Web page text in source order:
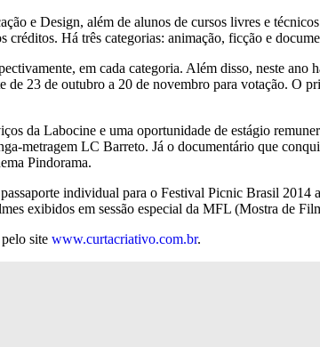
e Design, além de alunos de cursos livres e
Há três categorias: animação, ficção e
em cada categoria. Além disso, neste ano
23 de outubro a 20 de novembro para votação. O
da Labocine e uma oportunidade de estágio
metragem LC Barreto. Já o documentário que
Pindorama.
individual para o Festival Picnic Brasil 2014
exibidos em sessão especial da MFL (Mostra de
site www.curtacriativo.com.br.